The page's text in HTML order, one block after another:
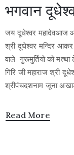
भगवान
जय दूधेश्वर महादेवआज
श्री दूधेश्वर मन्दिर आकर
वाले गुरूमुर्तियो को मत्था
गिरि जी महाराज श्री
श्रीपंचदशनाम जूना
Read More